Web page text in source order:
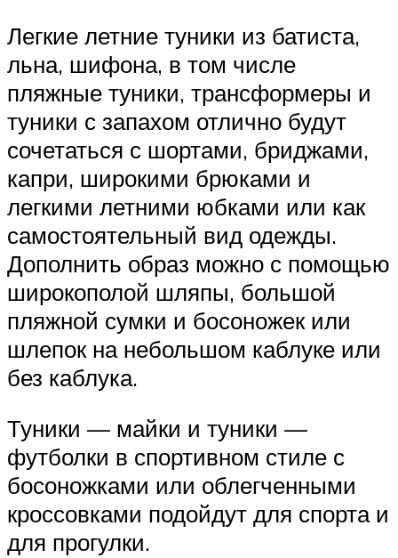
Легкие летние туники из батиста,
льна, шифона, в том числе
пляжные туники, трансформеры и
туники с запахом отлично будут
сочетаться с шортами, бриджами,
капри, широкими брюками и
легкими летними юбками или как
самостоятельный вид одежды.
Дополнить образ можно с помощью
широкополой шляпы, большой
пляжной сумки и босоножек или
шлепок на небольшом каблуке или
без каблука.
Туники — майки и туники —
футболки в спортивном стиле с
босоножками или облегченными
кроссовками подойдут для спорта и
для прогулки.